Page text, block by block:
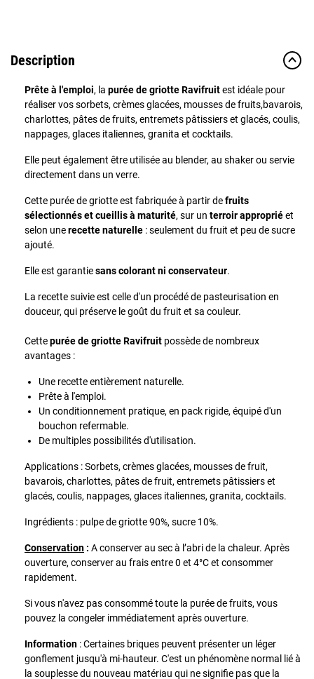
Description
Prête à l'emploi, la purée de griotte Ravifruitest idéale pour
réaliser vos sorbets, crèmes glacées, mousses de fruits,bavarois,
charlottes, pâtes de fruits, entremets pâtissiers et glacés, coulis,
nappages, glaces italiennes, granita et cocktails.
Elle peut également être utilisée au blender, au shaker ou servie
directement dans un verre.
Cette purée de griotte est fabriquée à partir defruits
sélectionnés et cueillis à maturité, sur un terroir appropriéet
selon unerecette naturelle : seulement du fruit et peu de sucre
ajouté.
Elle est garantiesans colorant ni conservateur.
La recette suivie est celle d'un procédé de pasteurisation en
douceur, qui préserve le goût du fruit et sa couleur.
Cettepurée de griotte Ravifruit possède de nombreux
avantages :
Une recette entièrement naturelle.
Prête à l'emploi.
Un conditionnement pratique, en pack rigide, équipé d'un
bouchon refermable.
De multiples possibilités d'utilisation.
Applications : Sorbets, crèmes glacées, mousses de fruit,
bavarois, charlottes, pâtes de fruit, entremets pâtissiers et
glacés, coulis, nappages, glaces italiennes, granita, cocktails.
Ingrédients : pulpe de griotte 90%, sucre 10%.
Conservation : A conserver au sec à l’abri de la chaleur. Après
ouverture, conserver au frais entre 0 et 4°C et consommer
rapidement.
Si vous n'avez pas consommé toute la purée de fruits, vous
pouvez la congeler immédiatement après ouverture.
Information : Certaines briques peuvent présenter un léger
gonflement jusqu'à mi-hauteur. C'est un phénomène normal lié à
la souplesse du nouveau matériau qui ne signifie pas que la